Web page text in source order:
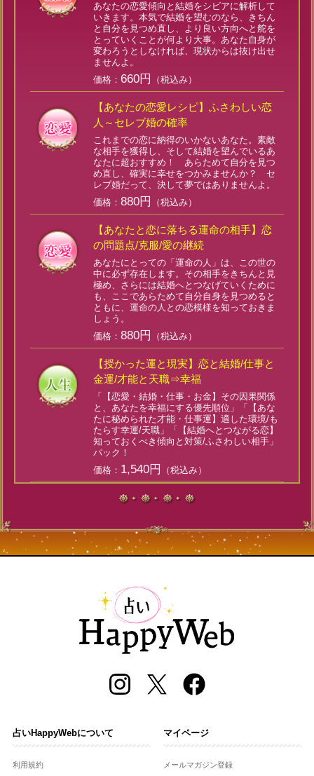
あなたの恋愛傾向と結婚をシビアに解析して
いきます。本気で結婚を望むのなら、きちん
と自分を見つめ直し、より良い方向へと舵を
とっていくことが何より大事。あなた自身が
変わろうとしなければ、現状からは抜け出せ
ませんよ。
価格：660円 （税込み）
【あなたの恋愛レシピ】ふさわしい恋
人～セレブ婚の確率
これまでの恋に納得のいかないあなた。素敵
な相手を獲得し、そして結婚を望んでいるあ
なたに超おすすめ！ あらためて自分を見つ
め直し、確実に幸せをつかみませんか？ セ
レブ婚だって、決して夢ではありませんよ。
価格：880円 （税込み）
【あなたと恋に落ちる運命の相手】恋
の問題点/克服/愛の継続
あなたにとっての「運命の人」は、この世の
中に必ず存在します。その相手をきちんと見
極め、さらには結婚へとつなげていくために
も、ここであらためて自分自身を見つめると
ともに、運命の人との恋模様を知っておきま
しょう。
価格：880円 （税込み）
【授かった運と現実】恋と結婚/仕事と
金運/才能と天職⇒幸福
「【恋愛・結婚・仕事・お金】その因果関係
と、あなたを幸福にする優先順位」「【あな
たに秘められた才能・仕事運】適した環境/も
たらす幸運/天職」「【結婚へとつながる恋】
知っておくべき傾向と対策/ふさわしい相手」
パック！
価格： 1,540円 （税込み）
占いHappyWebについて
利用規約
マイページ
メールマガジン登録